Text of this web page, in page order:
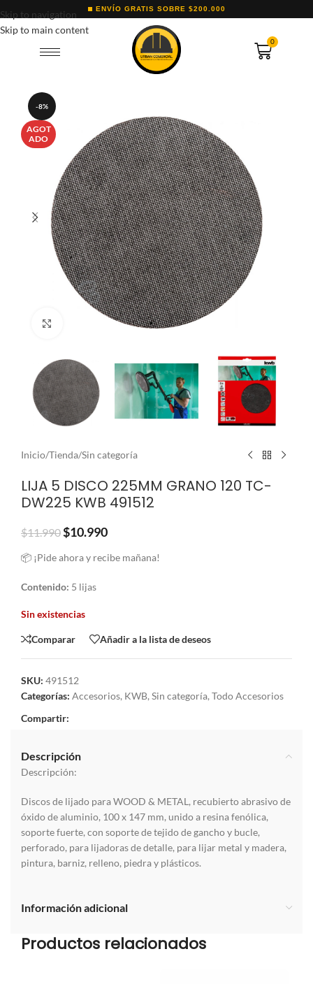
Skip to navigation
Skip to main content
ENVÍO GRATIS SOBRE $200.000
0
-8%
AGOT
ADO
Clic para ampliar
Inicio/Tienda/Sin categoría
LIJA 5 DISCO 225MM GRANO 120 TC-
DW225 KWB 491512
$11.990$10.990
📦 ¡Pide ahora y recibe mañana!
Contenido: 5 lijas
Sin existencias
Comparar Añadir a la lista de deseos
SKU: 491512
Categorías: Accesorios, KWB, Sin categoría, Todo Accesorios
Compartir:
Descripción
Descripción:
Discosde lijado paraWOOD & METAL , recubiertoabrasivode
óxidodealuminio, 100x 147 mm, unidoa resinafenólica,
soportefuerte, con soportedetejidode ganchoy bucle,
perforado, para lijadorasdedetalle, para lijar metal y madera,
pintura, barniz, relleno, piedray plásticos.
Información adicional
Productos relacionados